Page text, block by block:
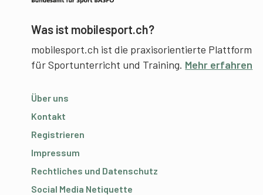
Was ist mobilesport.ch?
mobilesport.ch ist die praxisorientierte Plattform
für Sportunterricht und Training. Mehr erfahren
Über uns
Kontakt
Registrieren
Impressum
Rechtliches und Datenschutz
Social Media Netiquette